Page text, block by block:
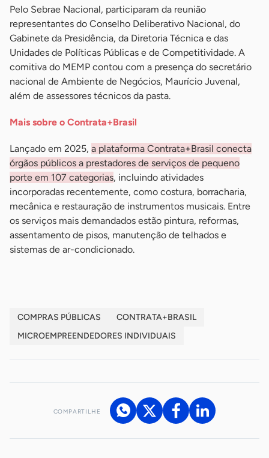
Pelo Sebrae Nacional, participaram da reunião
representantes do Conselho Deliberativo Nacional, do
Gabinete da Presidência, da Diretoria Técnica e das
Unidades de Políticas Públicas e de Competitividade. A
comitiva do MEMP contou com a presença do secretário
nacional de Ambiente de Negócios, Maurício Juvenal,
além de assessores técnicos da pasta.
Mais sobre o Contrata+Brasil
Lançado em 2025, a plataforma Contrata+Brasil conecta
órgãos públicos a prestadores de serviços de pequeno
porte em 107 categorias, incluindo atividades
incorporadas recentemente, como costura, borracharia,
mecânica e restauração de instrumentos musicais. Entre
os serviços mais demandados estão pintura, reformas,
assentamento de pisos, manutenção de telhados e
sistemas de ar-condicionado.
COMPRAS PÚBLICAS
CONTRATA+BRASIL
MICROEMPREENDEDORES INDIVIDUAIS
COMPARTILHE